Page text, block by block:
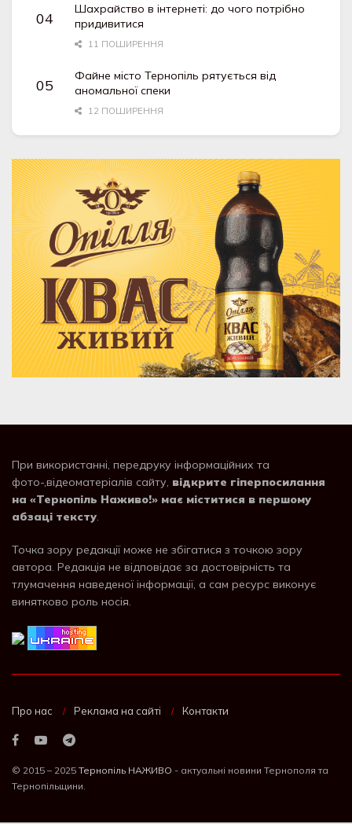
Шахрайство в інтернеті: до чого потрібно
придивитися
11 ПОШИРЕННЯ
Файне місто Тернопіль рятується від
аномальної спеки
12 ПОШИРЕННЯ
При використанні, передруку інформаційних та
фото-,відеоматеріалів сайту, відкрите гіперпосилання
на «Тернопіль Наживо!» має міститися в першому
абзаці тексту.
Точка зору редакції може не збігатися з точкою зору
автора. Редакція не відповідає за достовірність та
тлумачення наведеної інформації, а сам ресурс виконує
винятково роль носія.
Про нас Реклама на сайті Контакти
© 2015 – 2025 Тернопіль НАЖИВО - актуальні новини Тернополя та
Тернопільщини.